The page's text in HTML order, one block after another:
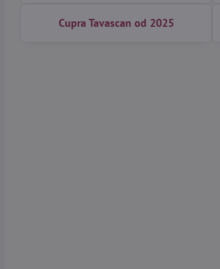
Cupra Tavascan od 2025